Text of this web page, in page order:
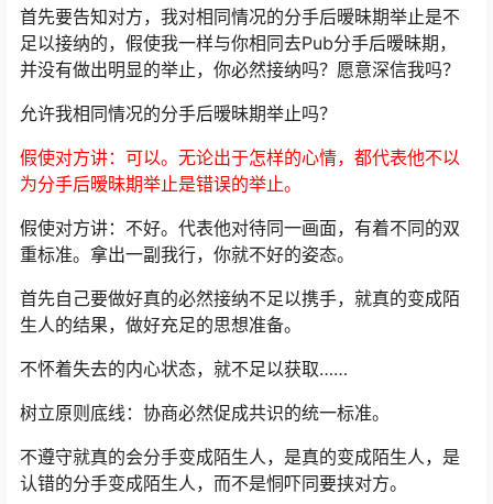
首先要告知对方，我对相同情况的分手后暧昧期举止是不
足以接纳的，假使我一样与你相同去Pub分手后暧昧期，
并没有做出明显的举止，你必然接纳吗？愿意深信我吗？
允许我相同情况的分手后暧昧期举止吗？
假使对方讲：可以。无论出于怎样的心情，都代表他不以
为分手后暧昧期举止是错误的举止。
假使对方讲：不好。代表他对待同一画面，有着不同的双
重标准。拿出一副我行，你就不好的姿态。
首先自己要做好真的必然接纳不足以携手，就真的变成陌
生人的结果，做好充足的思想准备。
不怀着失去的内心状态，就不足以获取……
树立原则底线：协商必然促成共识的统一标准。
不遵守就真的会分手变成陌生人，是真的变成陌生人，是
认错的分手变成陌生人，而不是恫吓同要挟对方。